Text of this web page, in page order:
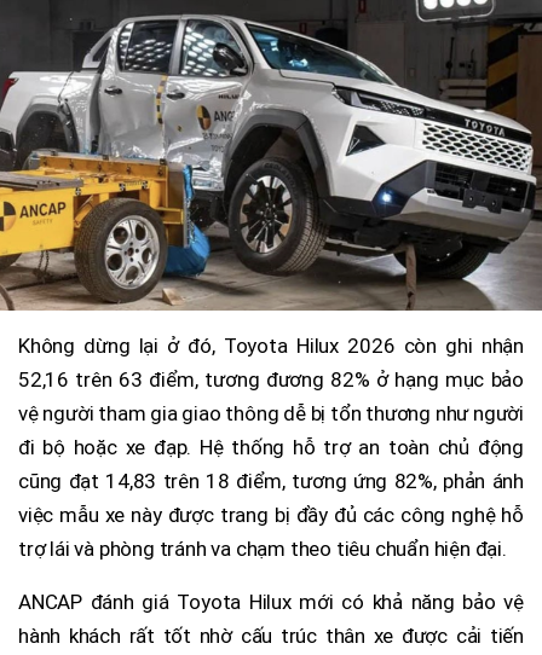
Không dừng lại ở đó, Toyota Hilux 2026 còn ghi nhận
52,16 trên 63 điểm, tương đương 82% ở hạng mục bảo
vệ người tham gia giao thông dễ bị tổn thương như người
đi bộ hoặc xe đạp. Hệ thống hỗ trợ an toàn chủ động
cũng đạt 14,83 trên 18 điểm, tương ứng 82%, phản ánh
việc mẫu xe này được trang bị đầy đủ các công nghệ hỗ
trợ lái và phòng tránh va chạm theo tiêu chuẩn hiện đại.
ANCAP đánh giá Toyota Hilux mới có khả năng bảo vệ
hành khách rất tốt nhờ cấu trúc thân xe được cải tiến